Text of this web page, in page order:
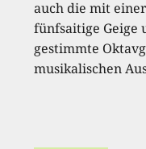
auch die mit
fünfsaitige Geige
gestimmte
musikalischen